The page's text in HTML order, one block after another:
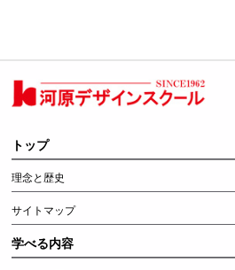
トップ
理念と歴史
サイトマップ
学べる内容